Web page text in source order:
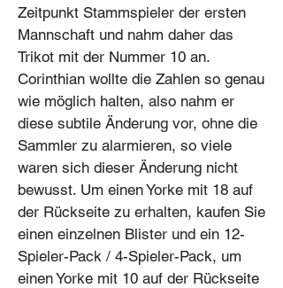
Zeitpunkt Stammspieler der ersten
Mannschaft und nahm daher das
Trikot mit der Nummer 10 an.
Corinthian wollte die Zahlen so genau
wie möglich halten, also nahm er
diese subtile Änderung vor, ohne die
Sammler zu alarmieren, so viele
waren sich dieser Änderung nicht
bewusst. Um einen Yorke mit 18 auf
der Rückseite zu erhalten, kaufen Sie
einen einzelnen Blister und ein 12-
Spieler-Pack / 4-Spieler-Pack, um
einen Yorke mit 10 auf der Rückseite